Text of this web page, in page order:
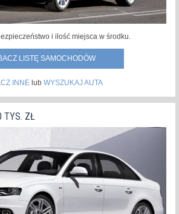
i ilość miejsca w środku.
LISTĘ SAMOCHODÓW
INNElub WYSZUKAJ AUTA
TYS. ZŁ